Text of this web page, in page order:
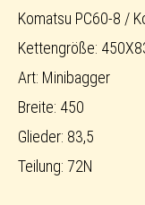
Komatsu PC60-8 /
Kettengröße:
Art: Minibagger
Breite: 450
Glieder: 83,5
Teilung: 72N